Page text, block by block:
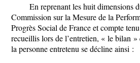
En reprenant les huit dimensions
Commission sur la Mesure de la
Progrès Social de France et compte
recueillis lors de l’entretien, « le bilan
la personne entretenu se décline ainsi :